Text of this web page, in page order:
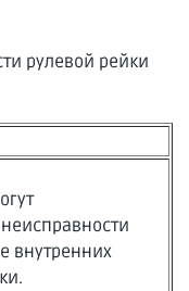
рулевой рейки
внутренних